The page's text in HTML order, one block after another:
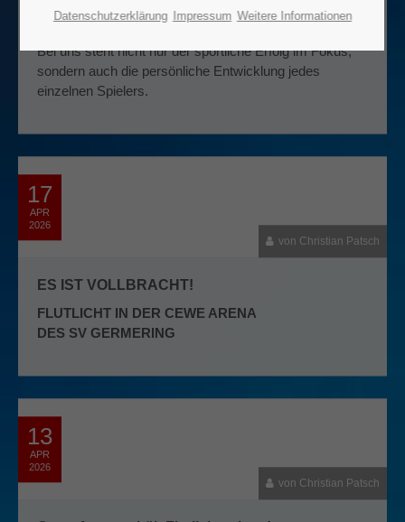
Datenschutzerklärung Impressum Weitere Informationen
Freude am Spiel miteinander verbindet.
Bei uns steht nicht nur der sportliche Erfolg im Fokus,
sondern auch die persönliche Entwicklung jedes
einzelnen Spielers.
17
APR
2026
von Christian Patsch
ES IST VOLLBRACHT!
FLUTLICHT IN DER CEWE ARENA
DES SV GERMERING
13
APR
2026
von Christian Patsch